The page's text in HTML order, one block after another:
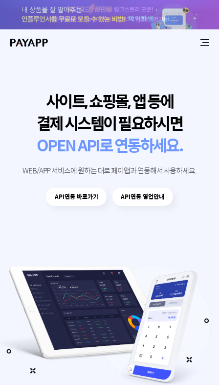
사이트, 쇼핑몰, 앱 등에
결제 시스템이 필요하시면
OPEN API로 연동하세요.
WEB/APP 서비스에 원하는 대로 페이앱과 연동해서 사용하세요.
API연동 바로가기 API연동 영업안내